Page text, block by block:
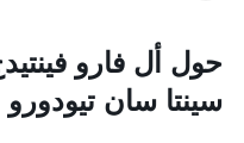
حول أل فارو
سينتا سان تيودورو